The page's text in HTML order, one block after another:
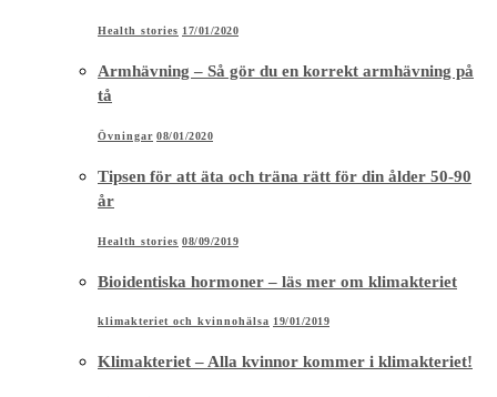
Health stories 17/01/2020
Armhävning – Så gör du en korrekt armhävning på
tå
Övningar 08/01/2020
Tipsen för att äta och träna rätt för din ålder 50-90
år
Health stories 08/09/2019
Bioidentiska hormoner – läs mer om klimakteriet
klimakteriet och kvinnohälsa 19/01/2019
Klimakteriet – Alla kvinnor kommer i klimakteriet!